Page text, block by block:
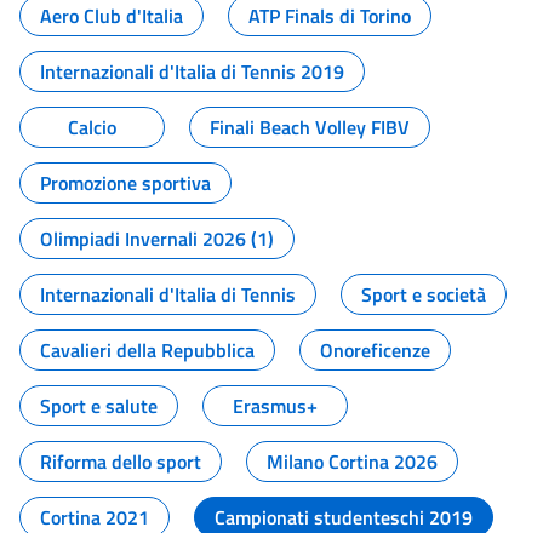
Aero Club d'Italia
ATP Finals di Torino
Internazionali d'Italia di Tennis 2019
Calcio
Finali Beach Volley FIBV
Promozione sportiva
Olimpiadi Invernali 2026 (1)
Internazionali d'Italia di Tennis
Sport e società
Cavalieri della Repubblica
Onoreficenze
Sport e salute
Erasmus+
Riforma dello sport
Milano Cortina 2026
Cortina 2021
Campionati studenteschi 2019